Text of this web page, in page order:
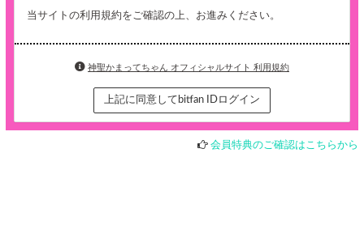
当サイトの利用規約をご確認の上、お進みください。
神聖かまってちゃん オフィシャルサイト 利用規約
上記に同意してbitfan IDログイン
会員特典のご確認はこちらから